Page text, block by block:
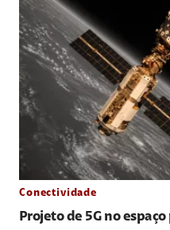
Conectividade
Projeto de 5G no